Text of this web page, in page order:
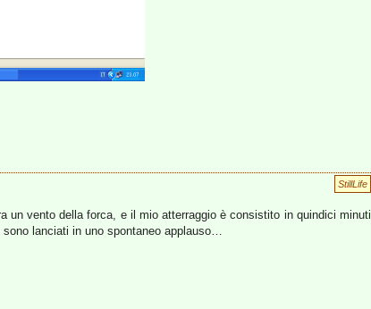
StillLife
un vento della forca, e il mio atterraggio è consistito in quindici minuti
lanciati in uno spontaneo applauso…